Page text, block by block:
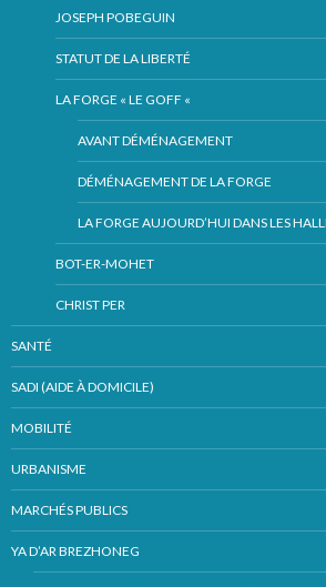
JOSEPH POBEGUIN
STATUT DE LA LIBERTÉ
LA FORGE « LE GOFF «
AVANT DÉMÉNAGEMENT
DÉMÉNAGEMENT DE LA FORGE
LA FORGE AUJOURD’HUI DANS LES
BOT-ER-MOHET
CHRIST PER
SANTÉ
SADI (AIDE À DOMICILE)
MOBILITÉ
URBANISME
MARCHÉS PUBLICS
YA D’AR BREZHONEG